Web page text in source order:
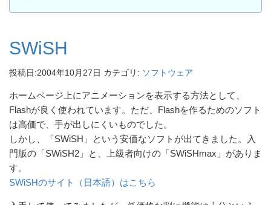
SWiSH
投稿日:2004年10月27日 カテゴリ: ソフトウェア
ホームページ上にアニメーションを表示する方法として、
Flashが良く使われています。ただ、Flashを作るためのソフト
は高価で、手が出しにくいものでした。
しかし、「SWiSH」という安価なソフトが出てきました。入
門版の「SWiSH2」と、上級者向けの「SWiSHmax」がありま
す。
SWiSHのサイト（日本語）はこちら